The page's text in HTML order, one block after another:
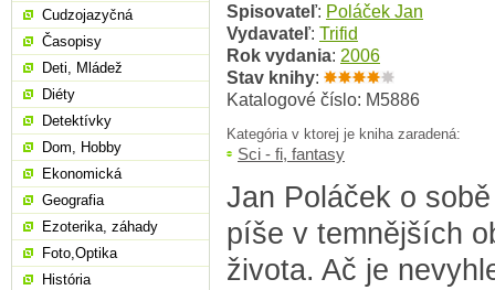
Spisovateľ: Poláček Jan
Vydavateľ: Trifid
Rok vydania: 2006
Stav knihy:
Katalogové číslo: M5886
Kategória v ktorej je kniha zaradená:
Sci - fi, fantasy
Jan Poláček o
píše v temnějších
života. Ač je
Cudzojazyčná
Časopisy
Deti, Mládež
Diéty
Detektívky
Dom, Hobby
Ekonomická
Geografia
Ezoterika, záhady
Foto,Optika
História